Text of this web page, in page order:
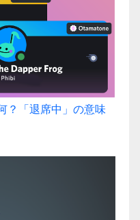
？「退席中」の意味